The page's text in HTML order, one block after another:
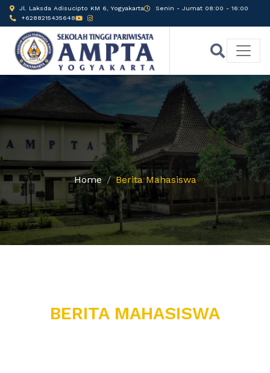
Jl. Laksda Adisucipto KM 6, Yogyakarta
Senin - Jumat 08:00 - 16:00
+6288215435648
Home Berita Mahasiswa
BERITA MAHASISWA